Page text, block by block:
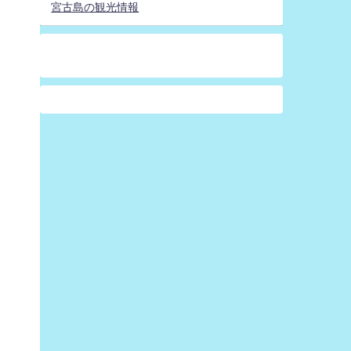
宮古島の観光情報